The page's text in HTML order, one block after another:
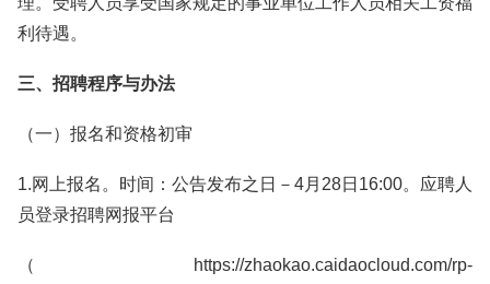
利待遇。
三、招聘程序与办法
（一）报名和资格初审
1.网上报名。时间：公告发布之日－4月28日16:00。应聘人
员登录招聘网报平台
（https://zhaokao.caidaocloud.com/rp-